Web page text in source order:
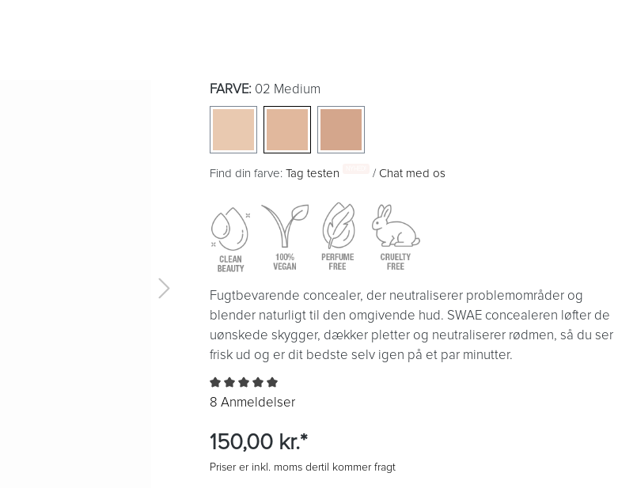
FARVE: 02 Medium
Find din farve: Tag testen / Chat med os
Fugtbevarende concealer, der neutraliserer problemområder og
blender naturligt til den omgivende hud. SWAE concealeren løfter de
uønskede skygger, dækker pletter og neutraliserer rødmen, så du ser
frisk ud og er dit bedste selv igen på et par minutter.
8 Anmeldelser
150,00 kr.*
Priser er inkl. moms dertil kommer fragt